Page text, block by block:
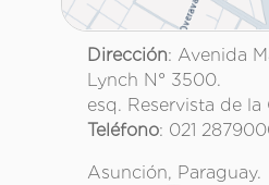
Dirección: Avenida
Lynch N° 3500.
esq. Reservista de
Teléfono: 021
Asunción, Paraguay.